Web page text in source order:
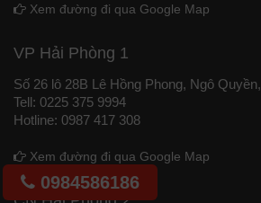
Xem đường đi qua Google Map
VP Hải Phòng 1
Số 26 lô 28B Lê Hồng Phong, Ngô
Tell: 0225 375 9994
Hotline: 0987 417 308
Xem đường đi qua Google Map
0984586186